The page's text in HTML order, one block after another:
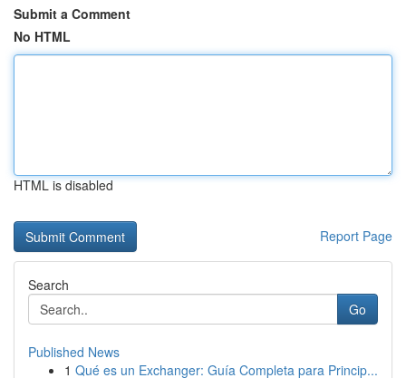
Submit a Comment
No HTML
HTML is disabled
Report Page
Search
Go
Published News
1 Qué es un Exchanger: Guía Completa para Princip...